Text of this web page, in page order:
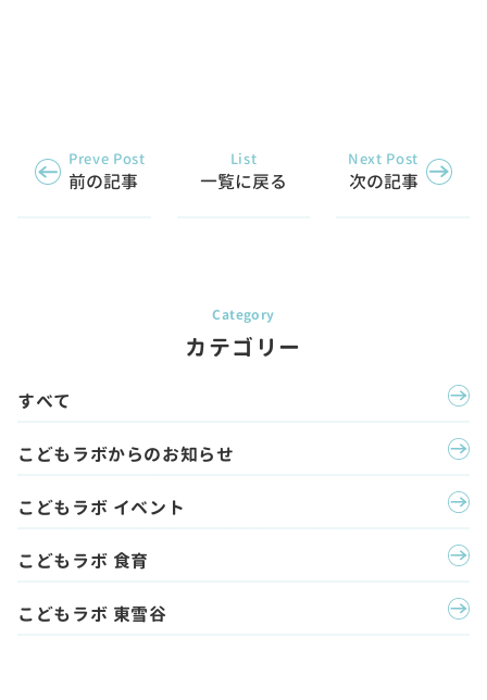
Preve Post
前の記事
List
一覧に戻る
Next Post
次の記事
カテゴリー
すべて
こどもラボからのお知らせ
こどもラボ イベント
こどもラボ 食育
こどもラボ 東雪谷